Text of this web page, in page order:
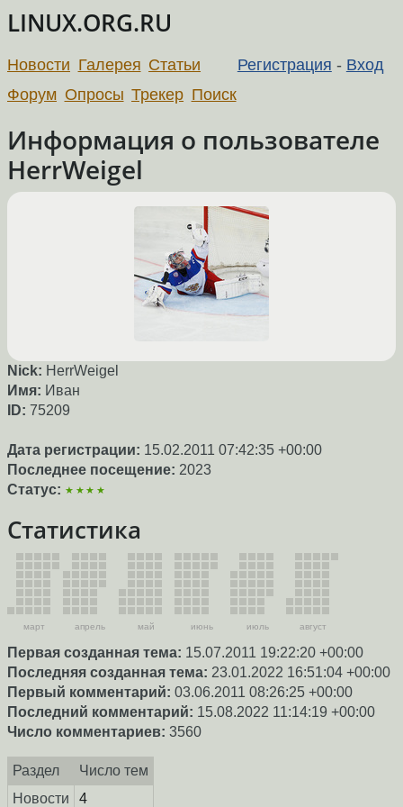
LINUX.ORG.RU
Регистрация - Вход
Новости Галерея Статьи
Форум Опросы Трекер Поиск
Информация о пользователе
HerrWeigel
Nick: HerrWeigel
Имя: Иван
ID: 75209
Дата регистрации: 15.02.2011 07:42:35 +00:00
Последнее посещение: 2023
Статус: ★★★★
Статистика
март апрель май июнь июль август
Первая созданная тема: 15.07.2011 19:22:20 +00:00
Последняя созданная тема: 23.01.2022 16:51:04 +00:00
Первый комментарий: 03.06.2011 08:26:25 +00:00
Последний комментарий: 15.08.2022 11:14:19 +00:00
Число комментариев: 3560
Раздел
Число тем
Новости
4